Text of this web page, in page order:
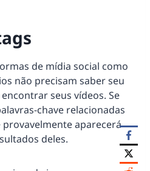
de mídia social como
não precisam saber seu
seus vídeos. Se
chave relacionadas
aparecerá
deles.